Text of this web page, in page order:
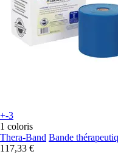
+-3
1 coloris
Thera-Band Bande
117,33 €